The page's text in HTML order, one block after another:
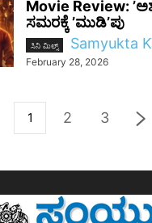
Movie Review:
ಸಮರಕ್ಕೆ ʼಮುಡಿʼಪು
ಸಿನಿ ಮಿಲ್ಸ್ Samyukta
February 28, 2026
1 2 3